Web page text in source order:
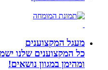
מעגל המקצוענים
כל המקצוענים שלנו
ומהימן במגוון נושאים!